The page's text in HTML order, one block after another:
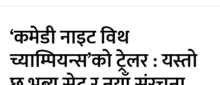
‘कमेडी नाइट विथ
च्याम्पियन्स’को ट्रेलर : यस्तो